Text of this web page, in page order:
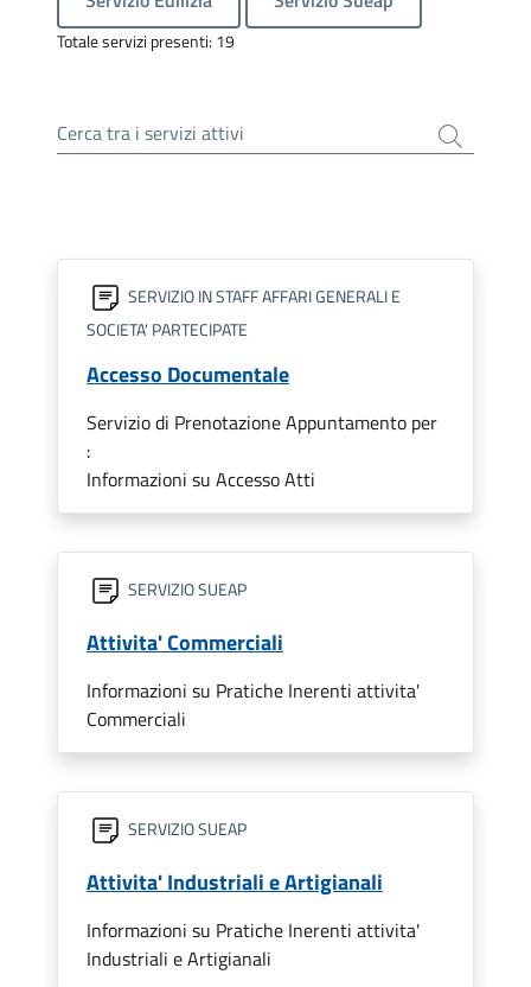
Totale servizi presenti: 19
Cerca tra i servizi attivi
SERVIZIO IN STAFF AFFARI GENERALI E
SOCIETA' PARTECIPATE
Accesso Documentale
Servizio di Prenotazione Appuntamento per
:
Informazioni su Accesso Atti
SERVIZIO SUEAP
Attivita' Commerciali
Informazioni su Pratiche Inerenti attivita'
Commerciali
SERVIZIO SUEAP
Attivita' Industriali e Artigianali
Informazioni su Pratiche Inerenti attivita'
Industriali e Artigianali